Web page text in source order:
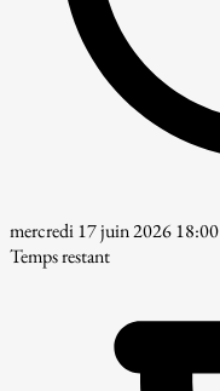
mercredi 17 juin 2026 18:00
Temps restant